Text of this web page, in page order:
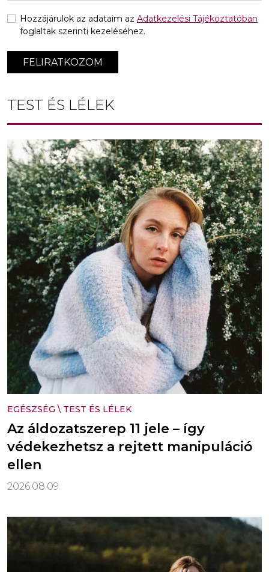
FELIRATKOZOM
Hozzájárulok az adataim az Adatkezelési Tájékoztatóban
foglaltak szerinti kezeléséhez.
TEST ÉS LÉLEK
EGÉSZSÉG \ TEST ÉS LÉLEK
Az áldozatszerep 11 jele – így
védekezhetsz a rejtett manipuláció
ellen
2026.08.09.